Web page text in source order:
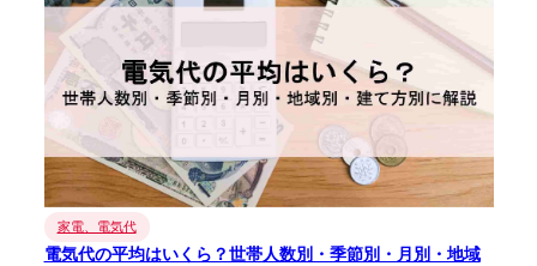
家電、電気代
電気代の平均はいくら？世帯人数別・季節別・月別・地域